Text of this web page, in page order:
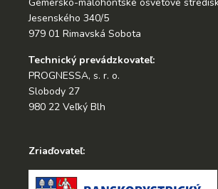
Gemersko-malohontské osvetové
Jesenského 340/5
979 01 Rimavská Sobota
Technický prevádzkovateľ:
PROGNESSA, s. r. o.
Slobody 27
980 22 Veľký Blh
Zriaďovateľ: